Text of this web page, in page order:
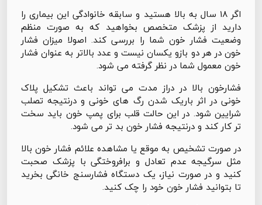
اگر ۱۸ سال به بالا هستید و سابقه خانوادگی این بیماری را
دارید از پزشک متخصص بخواهید که به صورت منظم
وضعیت فشار خون شما را بررسی کند. اصولا میزان فشار
خون در هر دو بازو یکسان نیست و عدد بالاتر به عنوان فشار
خون معمول شما در نظر گرفته می شود.
فشارخون بالا در دراز مدت می تواند باعث تشکیل پلاک
خونی در اثر باریک شدن رگ های خونی و درنتیجه تصلب
شرایین شود. در این حالت قلب برای پمپ خون باید سخت
تر کار کند و درنتیجه فشار خون بد تر می شود.
در صورت تشخیص به موقع یا مشاهده علائم فشار خون بالا
مثل سرگیجه عدم تعادل و برافروختگی با پزشک صحبت
کنید و در صورت نیاز، یک دستگاه فشارسنج خانگی بخرید
تا بتوانید فشار خون خود را چک کنید.